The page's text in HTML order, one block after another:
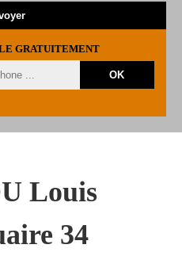
GRATUITEMENT
Louis
34